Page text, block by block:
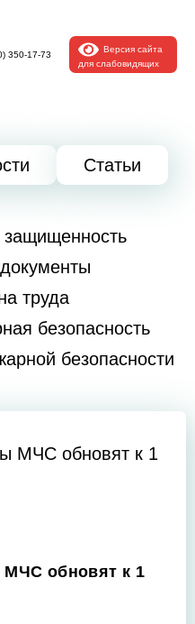
350-17-73
Версия сайта
для слабовидящих
Статьи
защищенность
труда
безопасность
безопасности
обновят к 1